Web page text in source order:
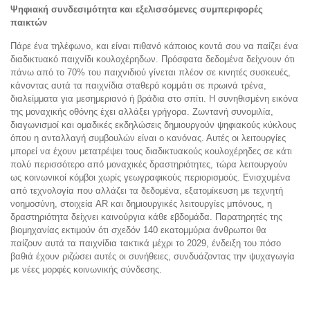
Ψηφιακή συνδεσιμότητα και εξελισσόμενες συμπεριφορές
παικτών
Πάρε ένα τηλέφωνο, και είναι πιθανό κάποιος κοντά σου να παίζει ένα
διαδικτυακό παιχνίδι κουλοχέρηδων. Πρόσφατα δεδομένα δείχνουν ότι
πάνω από το 70% του παιχνιδιού γίνεται πλέον σε κινητές συσκευές,
κάνοντας αυτά τα παιχνίδια σταθερό κομμάτι σε πρωινά τρένα,
διαλείμματα για μεσημεριανό ή βράδια στο σπίτι. Η συνηθισμένη εικόνα
της μοναχικής οθόνης έχει αλλάξει γρήγορα. Ζωντανή συνομιλία,
διαγωνισμοί και ομαδικές εκδηλώσεις δημιουργούν ψηφιακούς κύκλους
όπου η ανταλλαγή συμβουλών είναι ο κανόνας. Αυτές οι λειτουργίες
μπορεί να έχουν μετατρέψει τους διαδικτυακούς κουλοχέρηδες σε κάτι
πολύ περισσότερο από μοναχικές δραστηριότητες, τώρα λειτουργούν
ως κοινωνικοί κόμβοι χωρίς γεωγραφικούς περιορισμούς. Ενισχυμένα
από τεχνολογία που αλλάζει τα δεδομένα, εξατομίκευση με τεχνητή
νοημοσύνη, στοιχεία AR και δημιουργικές λειτουργίες μπόνους, η
δραστηριότητα δείχνει καινούργια κάθε εβδομάδα. Παρατηρητές της
βιομηχανίας εκτιμούν ότι σχεδόν 140 εκατομμύρια άνθρωποι θα
παίζουν αυτά τα παιχνίδια τακτικά μέχρι το 2029, ένδειξη του πόσο
βαθιά έχουν ριζώσει αυτές οι συνήθειες, συνδυάζοντας την ψυχαγωγία
με νέες μορφές κοινωνικής σύνδεσης.